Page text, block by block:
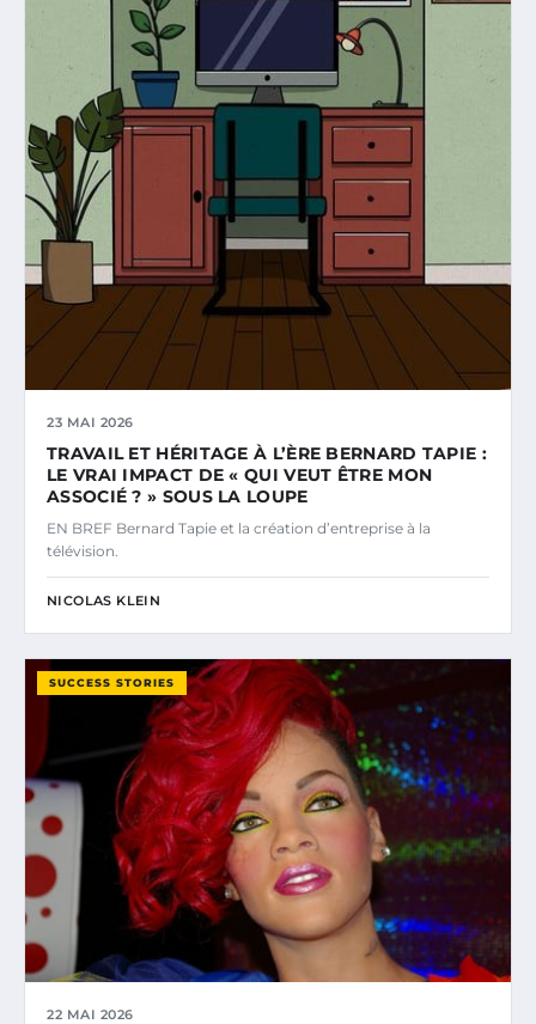
23 MAI 2026
TRAVAIL ET HÉRITAGE À L’ÈRE BERNARD TAPIE :
LE VRAI IMPACT DE « QUI VEUT ÊTRE MON
ASSOCIÉ ? » SOUS LA LOUPE
EN BREF Bernard Tapie et la création d’entreprise à la
télévision.
NICOLAS KLEIN
SUCCESS STORIES
22 MAI 2026